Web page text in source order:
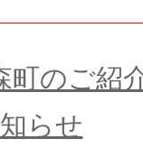
町のご紹
らせ